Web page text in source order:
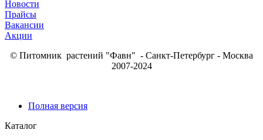
Новости
Прайсы
Вакансии
Акции
© Питомник растений "Фавн" - Санкт-Петербург - Москва
2007-2024
Полная версия
Каталог